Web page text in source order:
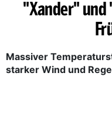
"Xander" und
Massiver
starker Wind und